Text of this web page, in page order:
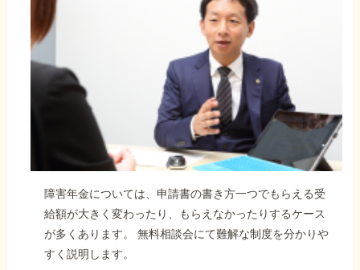
障害年金については、申請書の書き方一つでもらえる受
給額が大きく変わったり、もらえなかったりするケース
が多くあります。 無料相談会にて難解な制度を分かりや
すく説明します。